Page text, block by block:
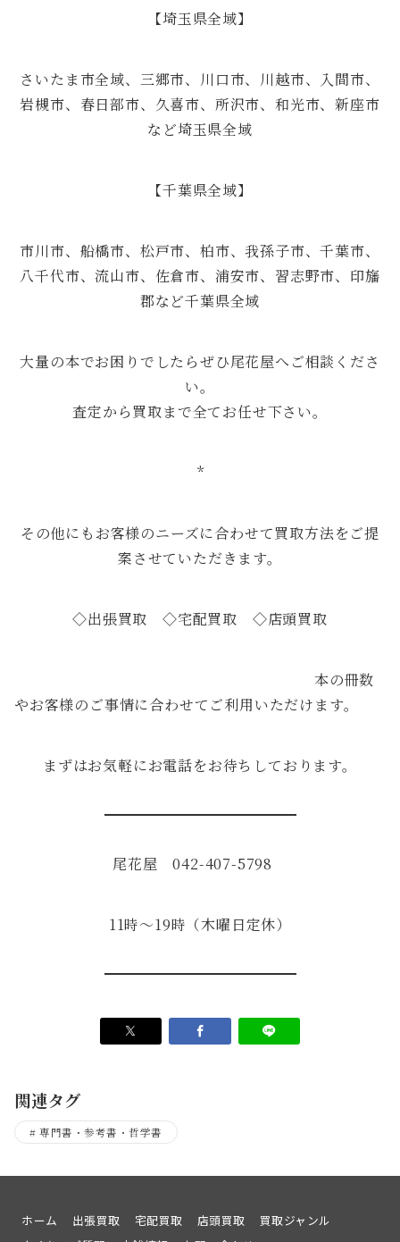
【埼玉県全域】
さいたま市全域、三郷市、川口市、川越市、入間市、
岩槻市、春日部市、久喜市、所沢市、和光市、新座市
など埼玉県全域
【千葉県全域】
市川市、船橋市、松戸市、柏市、我孫子市、千葉市、
八千代市、流山市、佐倉市、浦安市、習志野市、印旛
郡など千葉県全域
大量の本でお困りでしたらぜひ尾花屋へご相談くださ
い。
査定から買取まで全てお任せ下さい。
*
その他にもお客様のニーズに合わせて買取方法をご提
案させていただきます。
◇出張買取 ◇宅配買取 ◇店頭買取
本の冊数
やお客様のご事情に合わせてご利用いただけます。
まずはお気軽にお電話をお待ちしております。
尾花屋 042-407-5798
11時～19時（木曜日定休）
関連タグ
専門書・参考書・哲学書
ホーム 出張買取 宅配買取 店頭買取
買取ジャンル